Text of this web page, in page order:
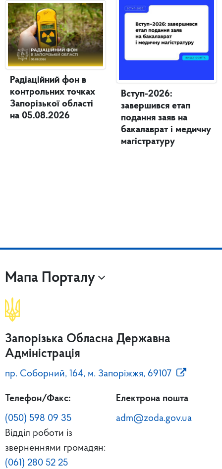
Радіаційний фон в
контрольних точках
Запорізької області
на 05.08.2026
Вступ-2026:
завершився етап
подання заяв на
бакалаврат і медичну
магістратуру
Мапа Порталу
Запорізька Обласна Державна
Адміністрація
пр. Соборний, 164, м. Запоріжжя, 69107
Телефон/Факс:
(050) 598 09 35
Відділ роботи із
зверненнями громадян:
(061) 280 52 25
Електрона пошта
adm@zoda.gov.ua